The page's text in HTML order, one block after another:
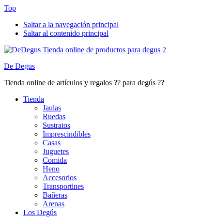
Top
Saltar a la navegación principal
Saltar al contenido principal
De Degus
Tienda online de artículos y regalos ?? para degús ??
Tienda
Jaulas
Ruedas
Sustratos
Imprescindibles
Casas
Juguetes
Comida
Heno
Accesorios
Transportines
Bañeras
Arenas
Los Degús